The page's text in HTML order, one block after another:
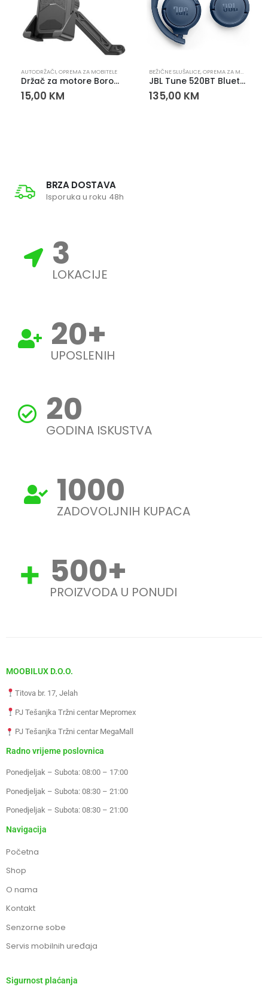
AUTODRŽAČI,OPREMA ZA MOBITELE
Držač za motore Borofone BH79 Guide
15,00 KM
BEŽIČNE SLUŠALICE,OPREMA ZA MOBITELE
JBL Tune 520BT Bluetooth Slušalice Plave
135,00 KM
BRZA DOSTAVA
Isporuka u roku 48h
3
LOKACIJE
20+
UPOSLENIH
20
GODINA ISKUSTVA
1000
ZADOVOLJNIH KUPACA
500+
PROIZVODA U PONUDI
MOOBILUX D.O.O.
Titova br. 17, Jelah
PJ Tešanjka Tržni centar Mepromex
PJ Tešanjka Tržni centar MegaMall
Radno vrijeme poslovnica
Ponedjeljak – Subota: 08:00 – 17:00
Ponedjeljak – Subota: 08:30 – 21:00
Ponedjeljak – Subota: 08:30 – 21:00
Navigacija
Početna
Shop
O nama
Kontakt
Senzorne sobe
Servis mobilnih uređaja
Sigurnost plaćanja